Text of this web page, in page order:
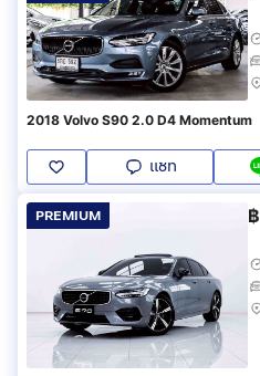
2018 Volvo S90 2.0 D4 Momentum
แชท
PREMIUM ฿